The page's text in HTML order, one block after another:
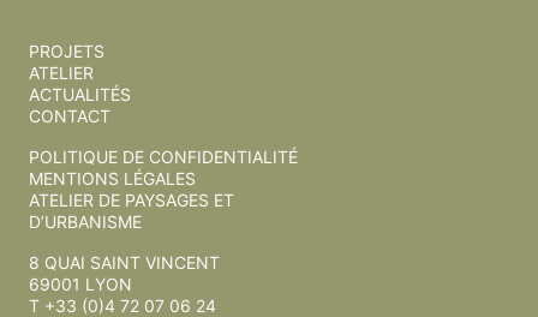
PROJETS
ATELIER
ACTUALITÉS
CONTACT
POLITIQUE DE CONFIDENTIALITÉ
MENTIONS LÉGALES
ATELIER DE PAYSAGES ET
D’URBANISME
8 QUAI SAINT VINCENT
69001 LYON
T +33 (0)4 72 07 06 24